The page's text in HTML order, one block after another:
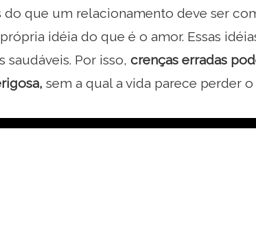
que um relacionamento deve ser
idéia do que é o amor. Essas
Por isso, crenças erradas
sem a qual a vida parece perder o